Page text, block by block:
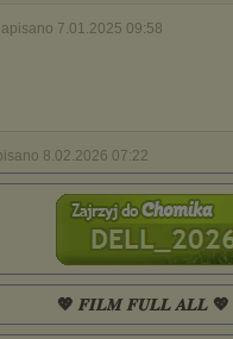
7.01.2025 09:58
8.02.2026 07:22
💖 𝑭𝑰𝑳𝑴 𝑭𝑼𝑳𝑳 𝑨𝑳𝑳